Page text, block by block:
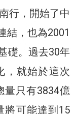
行，開始了中
結，也為2001
礎。過去30年
，就始於這次
量只有3834億
將可能達到15